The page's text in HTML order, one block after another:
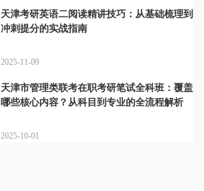
天津考研英语二阅读精讲技巧：从基础梳理到
冲刺提分的实战指南
2025-11-09
天津市管理类联考在职考研笔试全科班：覆盖
哪些核心内容？从科目到专业的全流程解析
2025-10-01